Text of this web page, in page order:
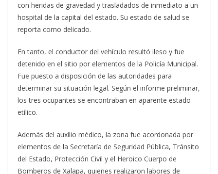
con heridas de gravedad y trasladados de inmediato a un
hospital de la capital del estado. Su estado de salud se
reporta como delicado.
En tanto, el conductor del vehículo resultó ileso y fue
detenido en el sitio por elementos de la Policía Municipal.
Fue puesto a disposición de las autoridades para
determinar su situación legal. Según el informe preliminar,
los tres ocupantes se encontraban en aparente estado
etílico.
Además del auxilio médico, la zona fue acordonada por
elementos de la Secretaría de Seguridad Pública, Tránsito
del Estado, Protección Civil y el Heroico Cuerpo de
Bomberos de Xalapa, quienes realizaron labores de